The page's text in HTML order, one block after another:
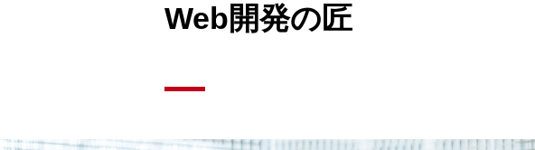
How
ユビテックの技術
Web開発の匠